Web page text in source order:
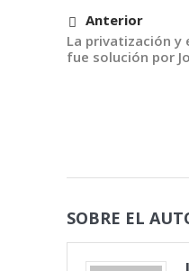
Anterior
La privatización y
fue solución por
SOBRE EL